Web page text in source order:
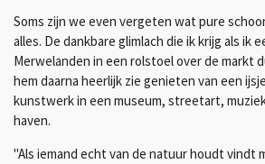
Soms zijn we even vergeten wat pure
alles. De dankbare glimlach die ik krijg als ik
Merwelanden in een rolstoel over de markt
hem daarna heerlijk zie genieten van een
kunstwerk in een museum, streetart,
haven.
"Als iemand echt van de natuur houdt vindt